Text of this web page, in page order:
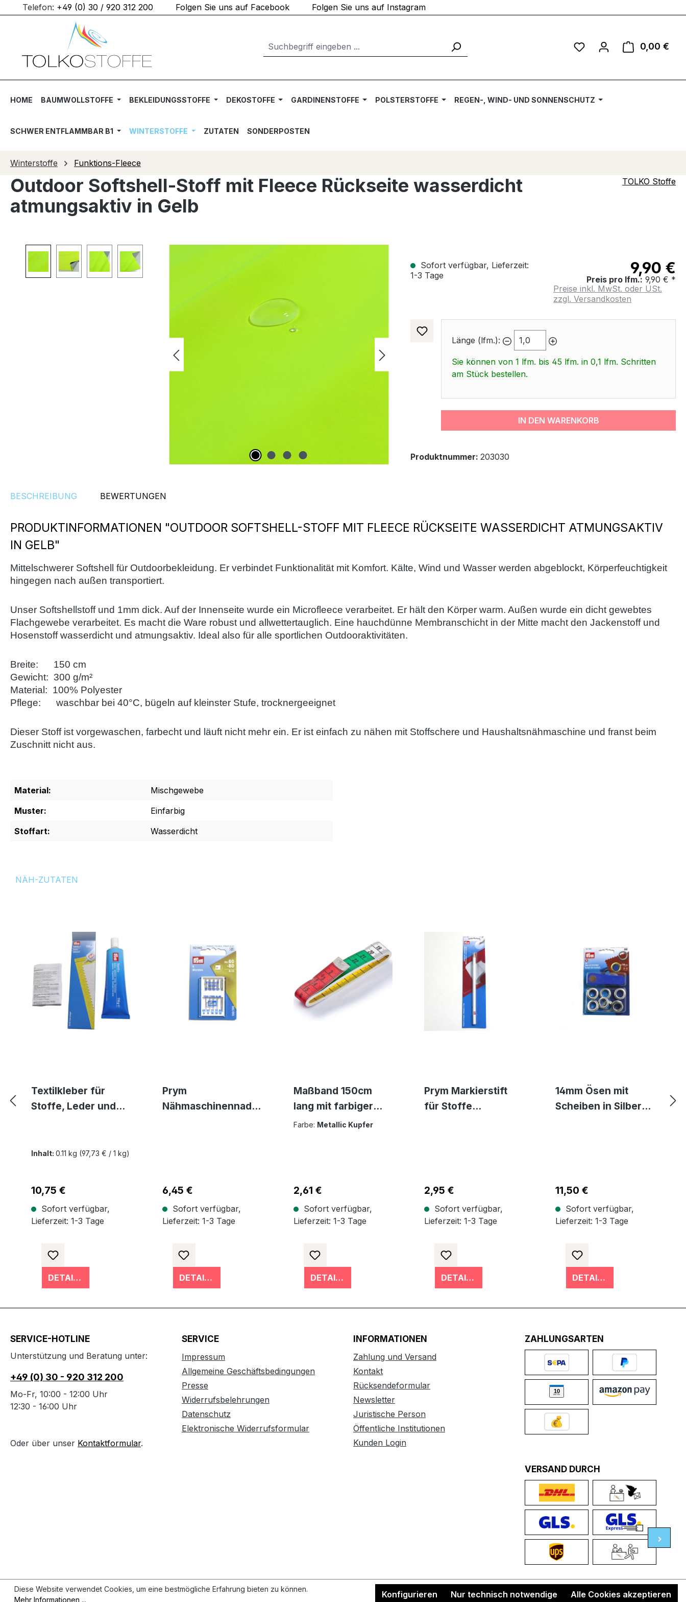
Hauptinhalt springen
Zur Suche springen
Zur Hauptnavigation springen
Telefon: +49 (0) 30 / 920 312 200 Folgen Sie uns auf Facebook Folgen Sie uns auf Instagram
Du hast 0 Produkte auf
0,00 €
HOME BAUMWOLLSTOFFE BEKLEIDUNGSSTOFFE DEKOSTOFFE GARDINENSTOFFE POLSTERSTOFFE REGEN-, WIND- UND SONNENSCHUTZ
SCHWER ENTFLAMMBAR B1 WINTERSTOFFE ZUTATEN SONDERPOSTEN
Winterstoffe Funktions-Fleece
Outdoor Softshell-Stoff mit Fleece Rückseite wasserdicht
atmungsaktiv in Gelb
TOLKO Stoffe
Bildergalerie überspringen
Sofort verfügbar, Lieferzeit:
1-3 Tage
9,90 €
Preis pro lfm.: 9,90 € *
Preise inkl. MwSt. oder USt.
zzgl. Versandkosten
Länge (lfm.):
Sie können von 1 lfm. bis 45 lfm. in 0,1 lfm. Schritten
am Stück bestellen.
IN DEN WARENKORB
Produktnummer: 203030
BESCHREIBUNG BEWERTUNGEN
PRODUKTINFORMATIONEN "OUTDOOR SOFTSHELL-STOFF MIT FLEECE RÜCKSEITE WASSERDICHT ATMUNGSAKTIV
IN GELB"
Mittelschwerer Softshell für Outdoorbekleidung. Er verbindet Funktionalität mit Komfort. Kälte, Wind und Wasser werden abgeblockt, Körperfeuchtigkeit
hingegen nach außen transportiert.
Unser Softshellstoff und 1mm dick. Auf der Innenseite wurde ein Microfleece verarbeitet. Er hält den Körper warm. Außen wurde ein dicht gewebtes
Flachgewebe verarbeitet. Es macht die Ware robust und allwettertauglich. Eine hauchdünne Membranschicht in der Mitte macht den Jackenstoff und
Hosenstoff wasserdicht und atmungsaktiv. Ideal also für alle sportlichen Outdooraktivitäten.
Breite: 150 cm
Gewicht: 300 g/m²
Material: 100% Polyester
Pflege: waschbar bei 40°C, bügeln auf kleinster Stufe, trocknergeeignet
Dieser Stoff ist vorgewaschen, farbecht und läuft nicht mehr ein. Er ist einfach zu nähen mit Stoffschere und Haushaltsnähmaschine und franst beim
Zuschnitt nicht aus.
Material:
Mischgewebe
Muster:
Einfarbig
Stoffart:
Wasserdicht
NÄH-ZUTATEN
Textilkleber für
Stoffe, Leder und
st transparent und
Inhalt: 0.11 kg (97,73 € / 1 kg)
Regulärer Preis:
10,75 €
Sofort verfügbar,
Lieferzeit: 1-3 Tage
DETAILS
Prym
Nähmaschinennadel
Regulärer Preis:
6,45 €
Sofort verfügbar,
Lieferzeit: 1-3 Tage
DETAILS
Maßband 150cm
lang mit farbiger
Dezimeter
Farbe: Metallic Kupfer
Regulärer Preis:
2,61 €
Sofort verfügbar,
Lieferzeit: 1-3 Tage
DETAILS
Prym Markierstift
für Stoffe
Regulärer Preis:
2,95 €
Sofort verfügbar,
Lieferzeit: 1-3 Tage
DETAILS
14mm Ösen mit
Scheiben in Silber
Regulärer Preis:
11,50 €
Sofort verfügbar,
Lieferzeit: 1-3 Tage
DETAILS
SERVICE-HOTLINE
Unterstützung und Beratung unter:
+49 (0) 30 - 920 312 200
Mo-Fr, 10:00 - 12:00 Uhr
12:30 - 16:00 Uhr
Oder über unser Kontaktformular.
SERVICE
Impressum
Allgemeine Geschäftsbedingungen
Presse
Widerrufsbelehrungen
Datenschutz
Elektronische Widerrufsformular
INFORMATIONEN
Zahlung und Versand
Kontakt
Rücksendeformular
Newsletter
Juristische Person
Öffentliche Institutionen
Kunden Login
ZAHLUNGSARTEN
VERSAND DURCH
Diese Website verwendet Cookies, um eine bestmögliche Erfahrung bieten zu können.
Mehr Informationen ...
Nur technisch notwendige
Konfigurieren Alle Cookies akzeptieren